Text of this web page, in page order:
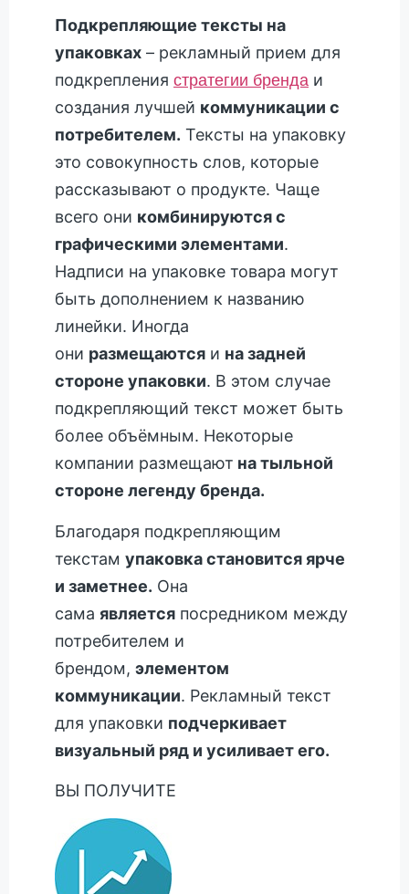
Подкрепляющие тексты на
упаковках – рекламный прием для
подкрепления стратегии бренда и
создания лучшей коммуникации с
потребителем. Тексты на упаковку
это совокупность слов, которые
рассказывают о продукте. Чаще
всего они комбинируются с
графическими элементами.
Надписи на упаковке товара могут
быть дополнением к названию
линейки. Иногда
они размещаются и на задней
стороне упаковки. В этом случае
подкрепляющий текст может быть
более объёмным. Некоторые
компании размещают на тыльной
стороне легенду бренда.
Благодаря подкрепляющим
текстам упаковка становится ярче
и заметнее. Она
сама является посредником между
потребителем и
брендом, элементом
коммуникации. Рекламный текст
для упаковки подчеркивает
визуальный ряд и усиливает его.
ВЫ ПОЛУЧИТЕ